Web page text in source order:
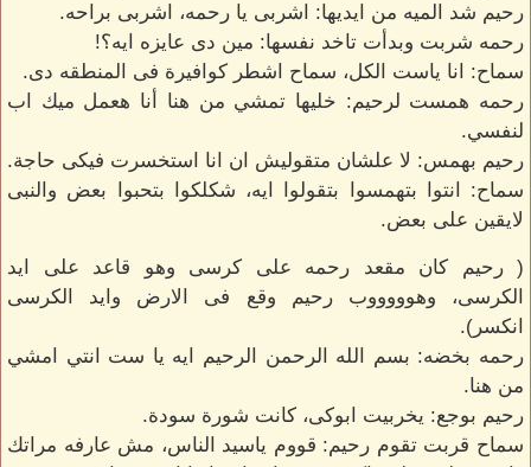
رحيم شد الميه من ايديها: اشربى يا رحمه، اشربى براحه.
رحمه شربت وبدأت تاخد نفسها: مين دى عايزه ايه؟!
سماح: انا ياست الكل، سماح اشطر كوافيرة فى المنطقه دى.
رحمه همست لرحيم: خليها تمشي من هنا أنا هعمل ميك اب
لنفسي.
رحيم بهمس: لا علشان متقوليش ان انا استخسرت فيكى حاجة.
سماح: انتوا بتهمسوا بتقولوا ايه، شكلكوا بتحبوا بعض والنبى
لايقين على بعض.
( رحيم كان مقعد رحمه على كرسى وهو قاعد على ايد
الكرسى، وهوووووب رحيم وقع فى الارض وايد الكرسى
انكسر).
رحمه بخضه: بسم الله الرحمن الرحيم ايه يا ست انتي امشي
من هنا.
رحيم بوجع: يخربيت ابوكى، كانت شورة سودة.
سماح قربت تقوم رحيم: قووم ياسيد الناس، مش عارفه مراتك